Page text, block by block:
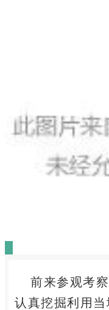
前来参观考察
认真挖掘利用